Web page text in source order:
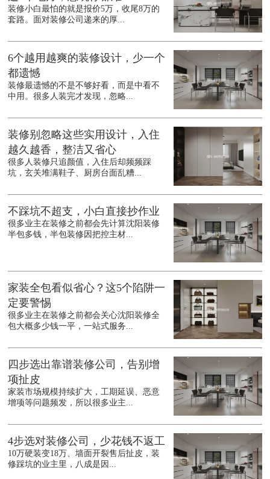
装修小白最怕的就是报价5万，收尾8万的
套路。面对装修公司递来的厚...
6个越用越爽的装修设计，少一个
都遗憾
装修最遗憾的不是不够好看，而是中看不
中用。很多人装完才发现，忽略...
装修别忽略这些实用设计，入住
越久越香，整洁又省心
很多人装修只追颜值，入住后却频频踩
坑，玄关堆满鞋子、厨房台面乱糟...
不踩坑不超支，小白直接抄作业
很多业主在装修之前都会先计算沈阳装修
半包多钱，半包装修因把控主材...
家装全包看似省心？这5个陷阱一
定要警惕
很多业主在装修之前都会关心沈阳装修全
包大概多少钱一平，一站式服务...
四步选出靠谱装修公司，告别增
项扯皮
家装市场规模持续扩大，工期延误、恶意
增项等问题频发，所以很多业主...
4步选对装修公司，少花钱不返工
10万硬装变18万、墙面开裂售后扯皮，装
修踩坑的业主里，八成是因...